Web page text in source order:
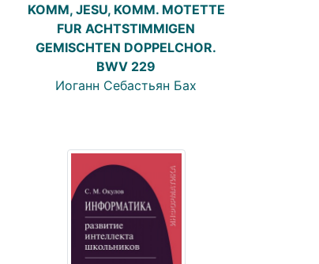
KOMM, JESU, KOMM. MOTETTE
FUR ACHTSTIMMIGEN
GEMISCHTEN DOPPELCHOR.
BWV 229
Иоганн Себастьян Бах